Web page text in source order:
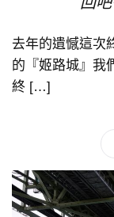
去年的遺憾這次
的『姬路城』我
終 […]